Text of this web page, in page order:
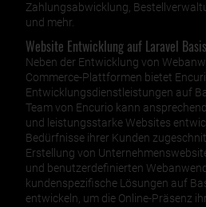
Zahlungsabwicklung,
und mehr.
Website Entwicklung auf Laravel Basis
Neben der Entwicklung von
Commerce-Plattformen bietet
Entwicklungsdienstleistungen auf
Team von Encurio kann
und leistungsstarke Websites
Bedürfnisse ihrer Kunden
Erstellung von
und benutzerdefinierten
kundenspezifische Lösungen auf
entwickeln, um die Online-Präsenz